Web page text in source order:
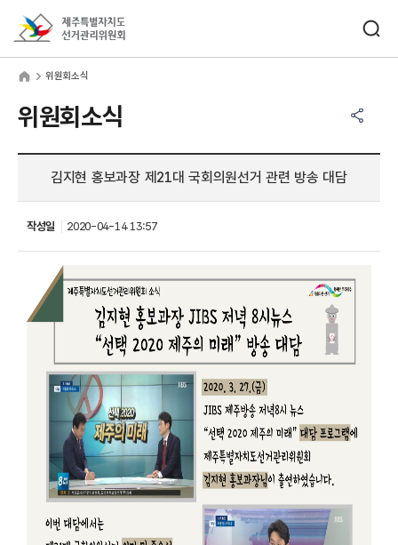
위원회소식
위원회소식
김지현 홍보과장 제21대 국회의원선거 관련 방송 대담
작성일 2020-04-14 13:57